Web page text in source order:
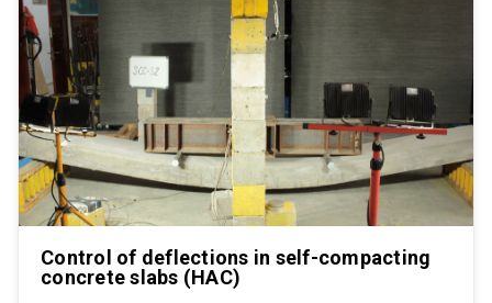
Control of deflections in self-compacting
concrete slabs (HAC)